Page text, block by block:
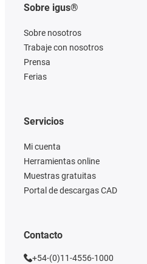
Sobre igus®
Sobre nosotros
Trabaje con nosotros
Prensa
Ferias
Servicios
Mi cuenta
Herramientas online
Muestras gratuitas
Portal de descargas CAD
Contacto
+54-(0)11-4556-1000